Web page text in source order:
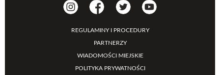
REGULAMINY I PROCEDURY
PARTNERZY
WIADOMOŚCI MIEJSKIE
POLITYKA PRYWATNOŚCI